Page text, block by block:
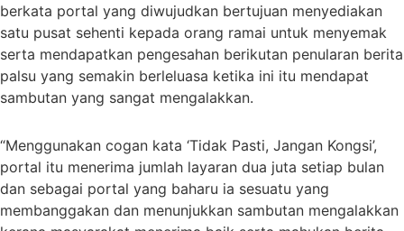
berkata portal yang diwujudkan bertujuan menyediakan
satu pusat sehenti kepada orang ramai untuk menyemak
serta mendapatkan pengesahan berikutan penularan berita
palsu yang semakin berleluasa ketika ini itu mendapat
sambutan yang sangat mengalakkan.
“Menggunakan cogan kata ‘Tidak Pasti, Jangan Kongsi’,
portal itu menerima jumlah layaran dua juta setiap bulan
dan sebagai portal yang baharu ia sesuatu yang
membanggakan dan menunjukkan sambutan mengalakkan